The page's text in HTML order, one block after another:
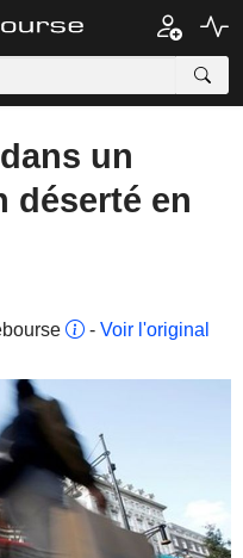
un
déserté en
- Voir l'original